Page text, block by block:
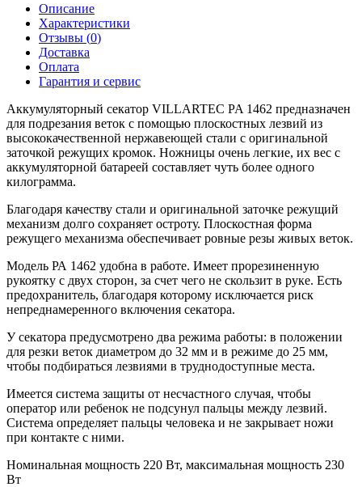
Описание
Характеристики
Отзывы (0)
Доставка
Оплата
Гарантия и сервис
Аккумуляторный секатор VILLARTEC PA 1462 предназначен
для подрезания веток с помощью плоскостных лезвий из
высококачественной нержавеющей стали с оригинальной
заточкой режущих кромок. Ножницы очень легкие, их вес с
аккумуляторной батареей составляет чуть более одного
килограмма.
Благодаря качеству стали и оригинальной заточке режущий
механизм долго сохраняет остроту. Плоскостная форма
режущего механизма обеспечивает ровные резы живых веток.
Модель РА 1462 удобна в работе. Имеет прорезиненную
рукоятку с двух сторон, за счет чего не скользит в руке. Есть
предохранитель, благодаря которому исключается риск
непреднамеренного включения секатора.
У секатора предусмотрено два режима работы: в положении
для резки веток диаметром до 32 мм и в режиме до 25 мм,
чтобы подбираться лезвиями в труднодоступные места.
Имеется система защиты от несчастного случая, чтобы
оператор или ребенок не подсунул пальцы между лезвий.
Система определяет пальцы человека и не закрывает ножи
при контакте с ними.
Номинальная мощность 220 Вт, максимальная мощность 230
Вт